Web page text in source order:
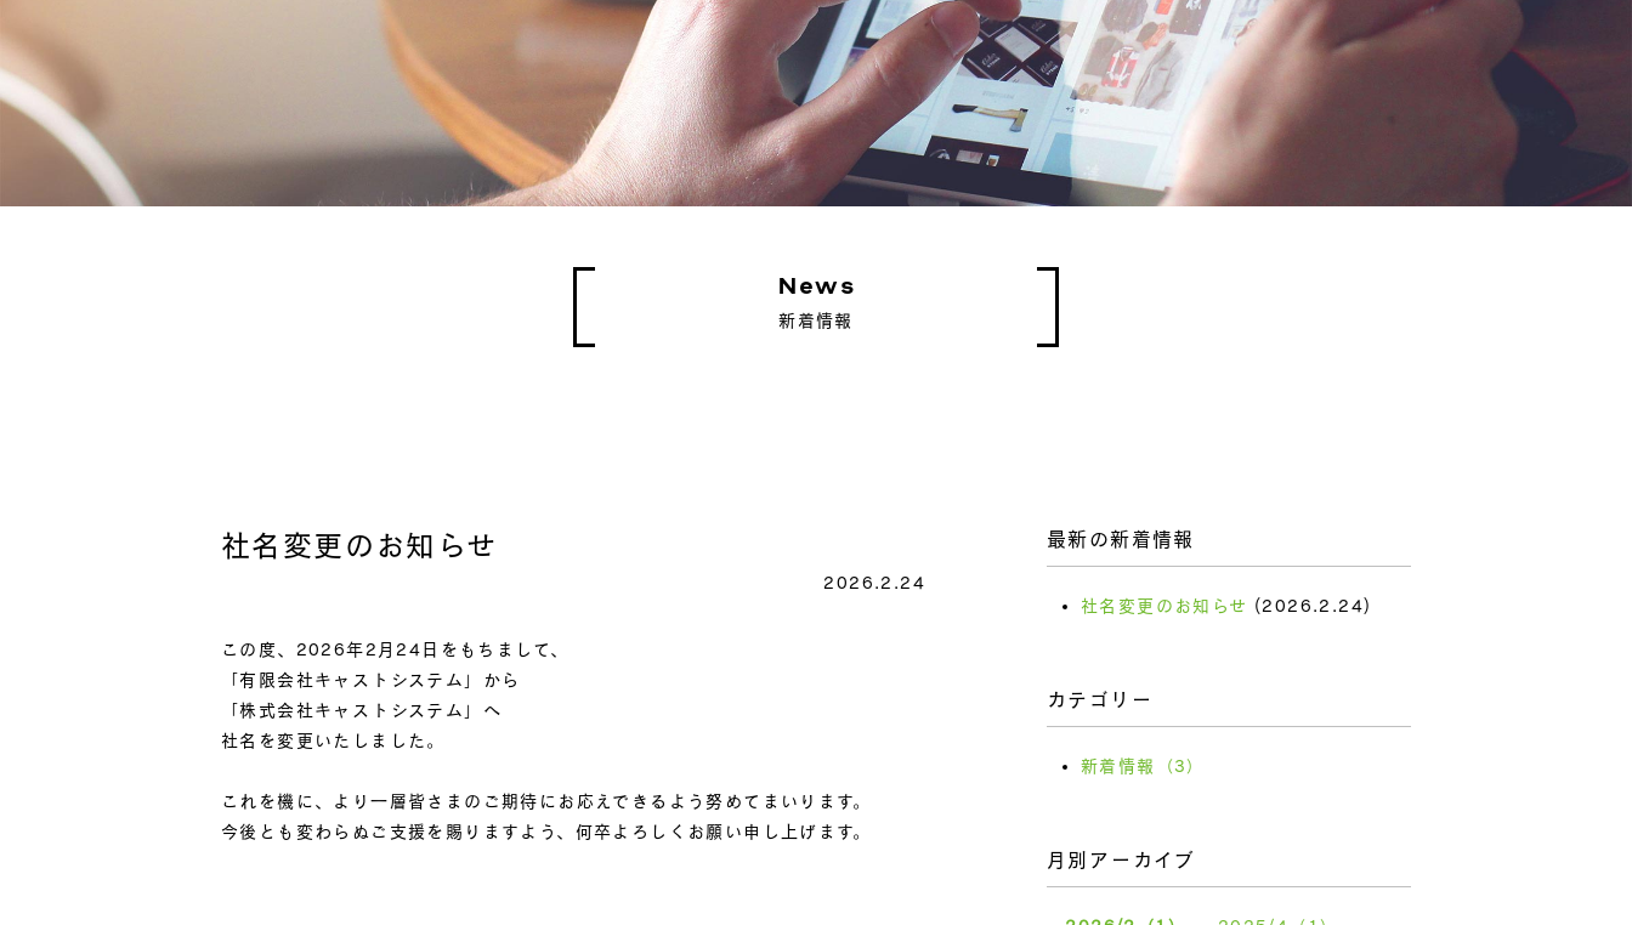
News
新着情報
社名変更のお知らせ
2026.2.24
この度、2026年2月24日をもちまして、
「有限会社キャストシステム」から
「株式会社キャストシステム」へ
社名を変更いたしました。
これを機に、より一層皆さまのご期待にお応えできるよう努めてまいります。
今後とも変わらぬご支援を賜りますよう、何卒よろしくお願い申し上げます。
最新の新着情報
社名変更のお知らせ (2026.2.24)
カテゴリー
新着情報 （3）
月別アーカイブ